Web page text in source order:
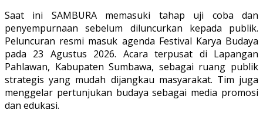
Saat ini SAMBURA memasuki tahap uji coba dan
penyempurnaan sebelum diluncurkan kepada publik.
Peluncuran resmi masuk agenda Festival Karya Budaya
pada 23 Agustus 2026. Acara terpusat di Lapangan
Pahlawan, Kabupaten Sumbawa, sebagai ruang publik
strategis yang mudah dijangkau masyarakat. Tim juga
menggelar pertunjukan budaya sebagai media promosi
dan edukasi.